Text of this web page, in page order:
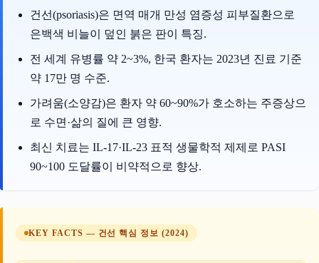
건선(psoriasis)은 면역 매개 만성 염증성 피부질환으로
은백색 비늘이 덮인 붉은 판이 특징.
전 세계 유병률 약 2~3%, 한국 환자는 2023년 진료 기준
약 17만 명 수준.
가려움(소양감)은 환자 약 60~90%가 호소하는 주증상으
로 수면·삶의 질에 큰 영향.
최신 치료는 IL-17·IL-23 표적 생물학적 제제로 PASI
90~100 도달률이 비약적으로 향상.
KEY FACTS — 건선 핵심 정보 (2024)